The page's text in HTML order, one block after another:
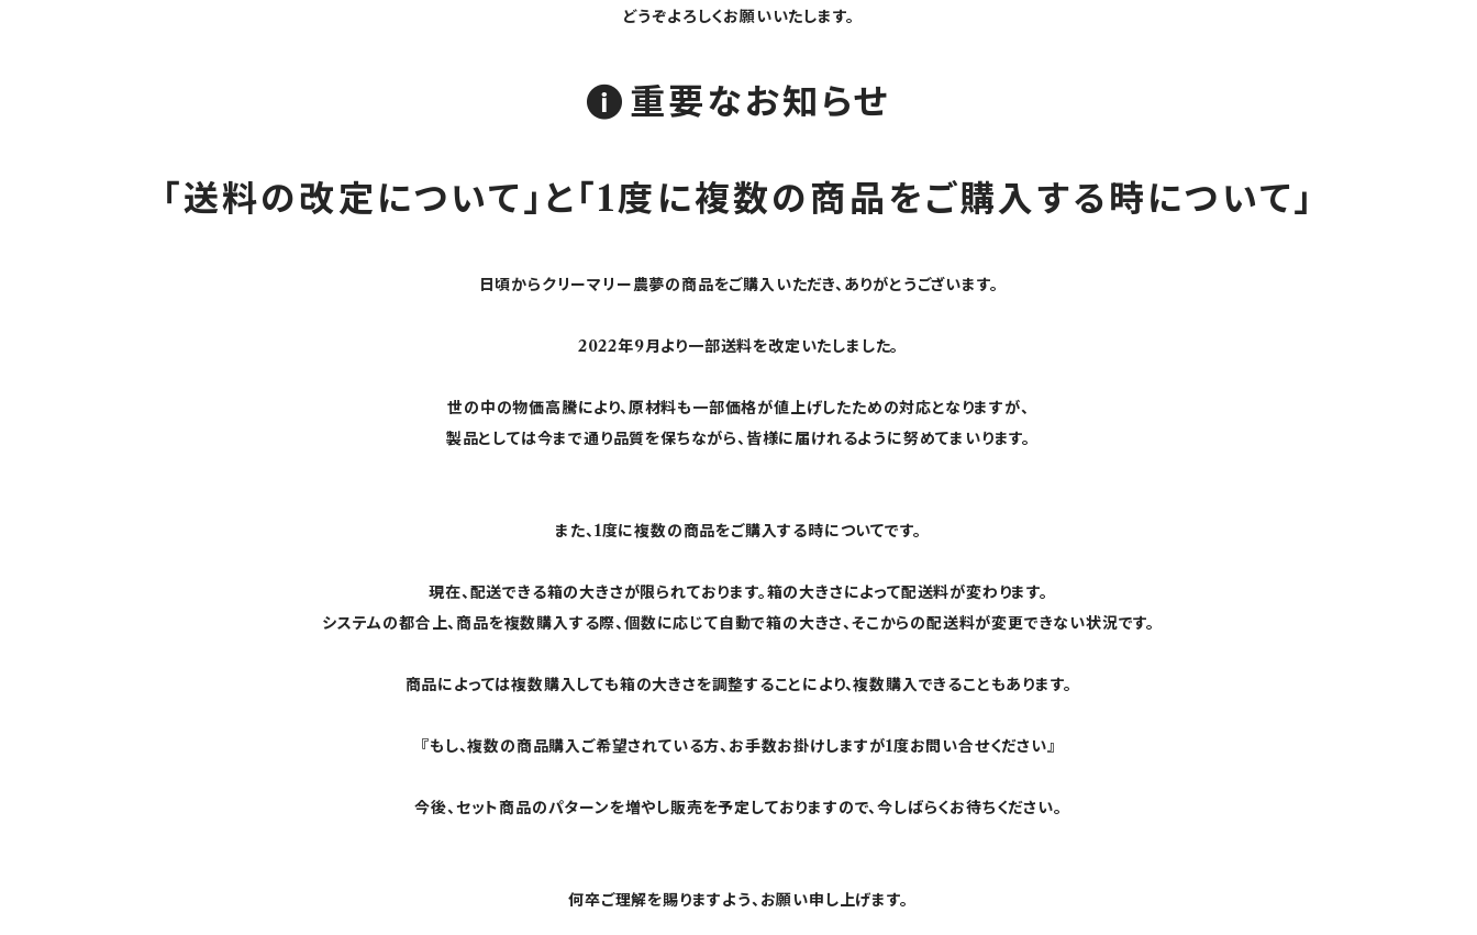
どうぞよろしくお願いいたします。
重要なお知らせ
「送料の改定について」と「1度に複数の商品をご購入する時について」
日頃からクリーマリー農夢の商品をご購入いただき、ありがとうございます。
2022年9月より一部送料を改定いたしました。
世の中の物価高騰により、原材料も一部価格が値上げしたための対応となりますが、
製品としては今まで通り品質を保ちながら、皆様に届けれるように努めてまいります。
また、1度に複数の商品をご購入する時についてです。
現在、配送できる箱の大きさが限られております。箱の大きさによって配送料が変わります。
システムの都合上、商品を複数購入する際、個数に応じて自動で箱の大きさ、そこからの配送料が変更できない状況です。
商品によっては複数購入しても箱の大きさを調整することにより、複数購入できることもあります。
『もし、複数の商品購入ご希望されている方、お手数お掛けしますが1度お問い合せください』
今後、セット商品のパターンを増やし販売を予定しておりますので、今しばらくお待ちください。
何卒ご理解を賜りますよう、お願い申し上げます。